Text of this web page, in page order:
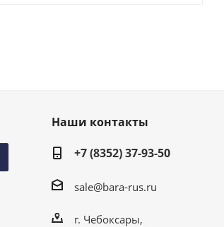
Наши контакты
+7 (8352) 37-93-50
sale@bara-rus.ru
г. Чебоксары,